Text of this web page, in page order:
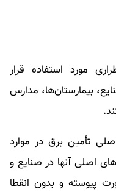
مورد استفاده قرار
بیمارستان‌ها، مدارس
تأمین برق در موارد
اصلی آنها در صنایع و
پیوسته و بدون انقطا